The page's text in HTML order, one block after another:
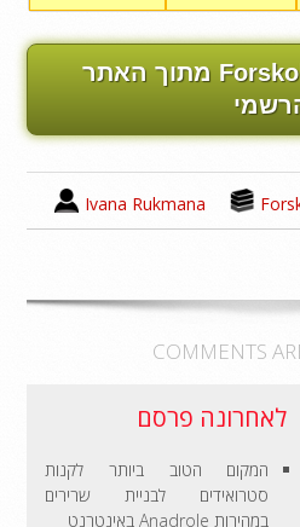
קנה Forskolin 250 מתוך האתר
Ivana Rukmana
COMMENTS
לאחרונה פרסם
המקום הטוב ביותר לקנות
סטרואידים לבניית שרירים
במהירות Anadrole באינטרנט